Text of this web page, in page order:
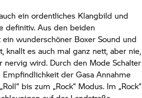
ein ordentliches Klangbild und
definitiv. Aus den beiden
wunderschöner Boxer Sound und
knallt es auch mal ganz nett, aber nie,
nervig wird. Durch den Mode Schalter
der Gasa Annahme
bis zum „Rock“ Modus. Im „Rock“